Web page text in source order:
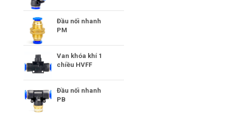
Đầu nối nhanh
PM
Van khóa khí 1
chiều HVFF
Đầu nối nhanh
PB